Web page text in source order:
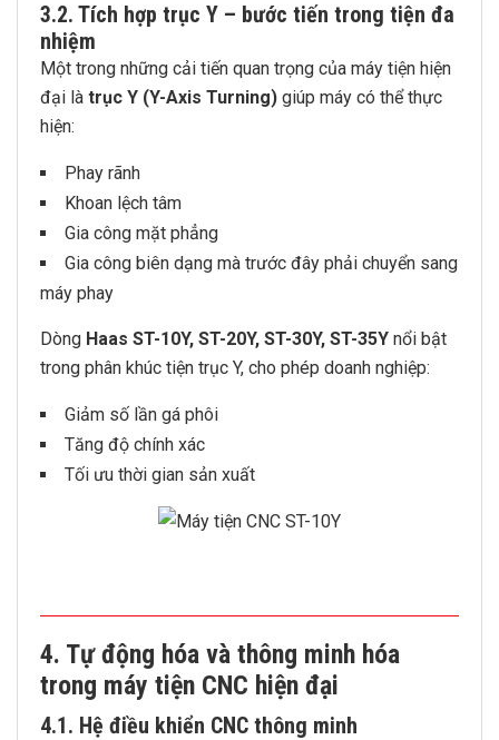
3.2. Tích hợp trục Y – bước tiến trong tiện đa
nhiệm
Một trong những cải tiến quan trọng của máy tiện hiện
đại là trục Y (Y-Axis Turning) giúp máy có thể thực
hiện:
Phay rãnh
Khoan lệch tâm
Gia công mặt phẳng
Gia công biên dạng mà trước đây phải chuyển sang
máy phay
Dòng Haas ST-10Y, ST-20Y, ST-30Y, ST-35Y nổi bật
trong phân khúc tiện trục Y, cho phép doanh nghiệp:
Giảm số lần gá phôi
Tăng độ chính xác
Tối ưu thời gian sản xuất
4. Tự động hóa và thông minh hóa
trong máy tiện CNC hiện đại
4.1. Hệ điều khiển CNC thông minh